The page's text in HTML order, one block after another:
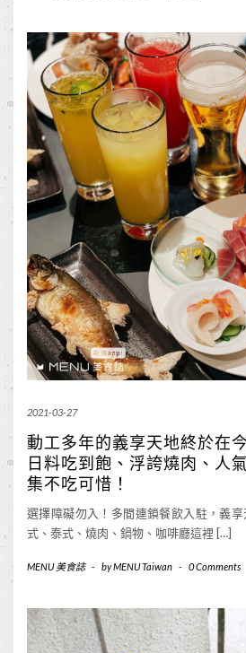
2021-03-27
動工多年的義享天地終於在
日料吃到飽、浮誇燒肉、人
集不吃可惜！
選擇障礙勿入！多間連鎖餐飲入駐，義
式、泰式、燒肉、鍋物、咖啡廳這裡 […]
MENU 美食誌 - byMENU Taiwan - 0 Comments